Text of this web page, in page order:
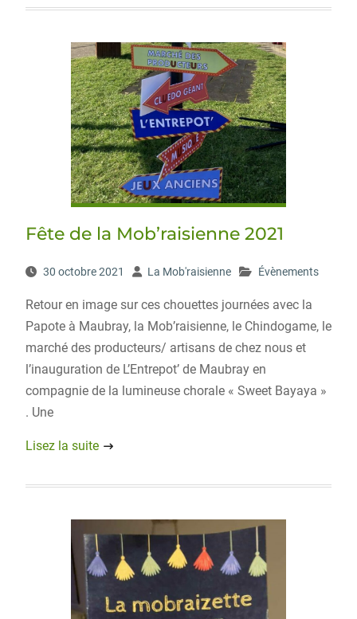
Fête de la Mob’raisienne 2021
30 octobre 2021 La Mob'raisienne Évènements
Retour en image sur ces chouettes journées avec la
Papote à Maubray, la Mob’raisienne, le Chindogame, le
marché des producteurs/ artisans de chez nous et
l’inauguration de L’Entrepot’ de Maubray en
compagnie de la lumineuse chorale « Sweet Bayaya »
. Une
Lisez la suite